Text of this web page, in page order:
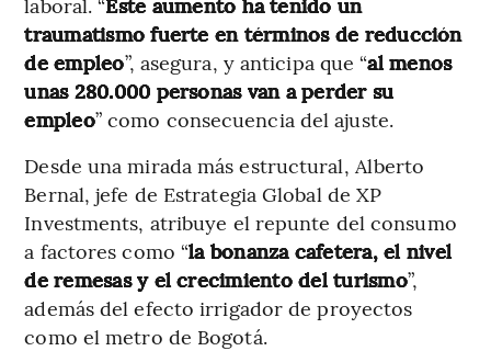
traumatismo fuerte en términos de reducción
de empleo”, asegura, y anticipa que “al menos
unas 280.000 personas van a perder su
empleo” como consecuencia del ajuste.
Desde una mirada más estructural, Alberto
Bernal, jefe de Estrategia Global de XP
Investments, atribuye el repunte del consumo
a factores como “la bonanza cafetera, el nivel
de remesas y el crecimiento del turismo”,
además del efecto irrigador de proyectos
como el metro de Bogotá.